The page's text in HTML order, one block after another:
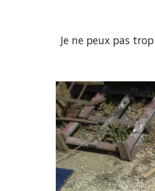
Je ne peux pas